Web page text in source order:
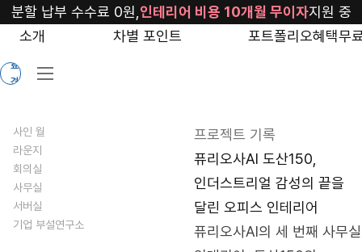
blog/furiosaai-
2024
료
견
소개 차별 포인트 포트폴리오혜택무
분할 납부 수수료 0원, 인테리어 비용 10개월 무이자지원 중
퓨리오사AI 도산150,
인더스트리얼 감성의 끝을
달린 오피스 인테리어
퓨리오사AI의 세 번째 사무실
프로젝트 기록
사인 월
라운지
회의실
사무실
서버실
기업 부설연구소